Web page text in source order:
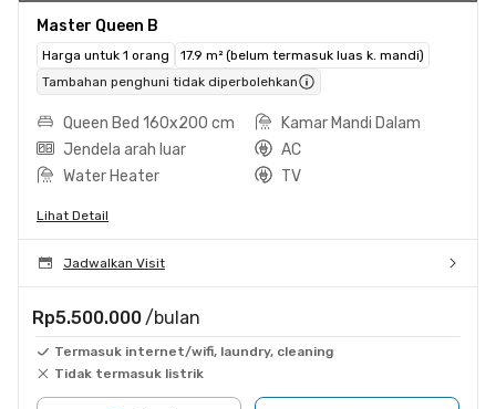
Master Queen B
Harga untuk 1 orang
17.9 m² (belum termasuk luas k. mandi)
Tambahan penghuni tidak diperbolehkan
Queen Bed 160x200 cm
Kamar Mandi Dalam
Jendela arah luar
AC
Water Heater
TV
Lihat Detail
Jadwalkan Visit
Rp5.500.000 /bulan
Termasuk internet/wifi, laundry, cleaning
Tidak termasuk listrik